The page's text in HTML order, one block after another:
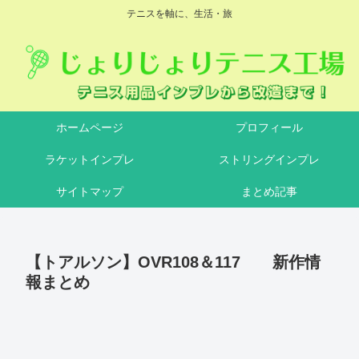
テニスを軸に、生活・旅
ホームページ プロフィール
ラケットインプレ ストリングインプレ
サイトマップ まとめ記事
【トアルソン】OVR108＆117 新作情
報まとめ